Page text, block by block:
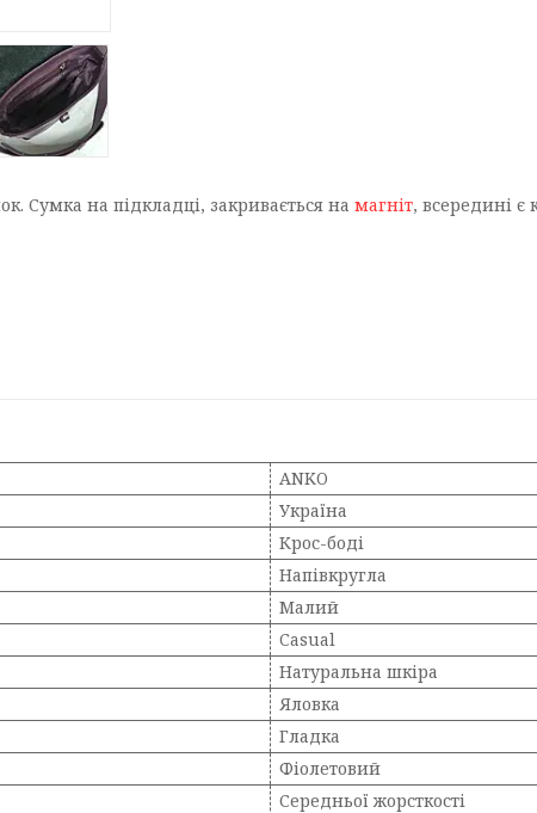
Сумка на підкладці, закривається на магніт, всередині
ANKO
Україна
Крос-боді
Напівкругла
Малий
Casual
Натуральна шкіра
Яловка
Гладка
Фіолетовий
Середньої жорсткості